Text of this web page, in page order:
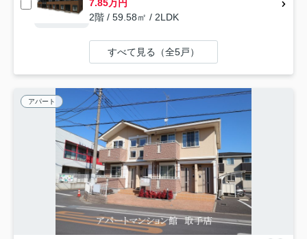
7.85万円
2階 / 59.58㎡ / 2LDK
すべて見る（全5戸）
アパート